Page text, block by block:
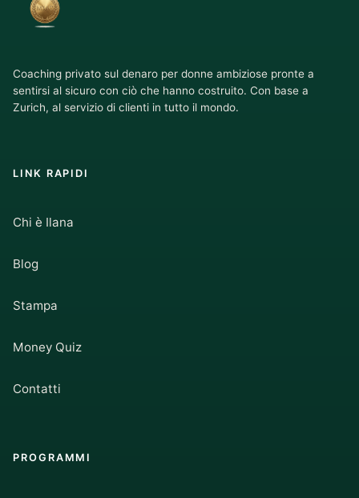
Coaching privato sul denaro per donne ambiziose pronte a
sentirsi al sicuro con ciò che hanno costruito. Con base a
Zurich, al servizio di clienti in tutto il mondo.
LINK RAPIDI
Chi è Ilana
Blog
Stampa
Money Quiz
Contatti
PROGRAMMI